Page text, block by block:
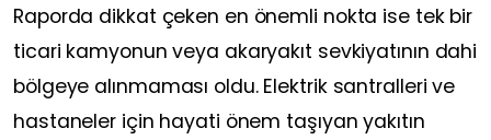
Raporda dikkat çeken en önemli nokta ise tek bir
ticari kamyonun veya akaryakıt sevkiyatının dahi
bölgeye alınmaması oldu. Elektrik santralleri ve
hastaneler için hayati önem taşıyan yakıtın